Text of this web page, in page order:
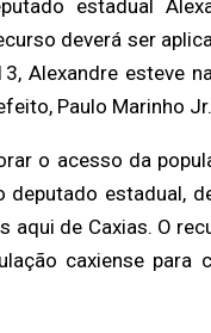
estadual
deverá ser
Alexandre esteve
Paulo Marinho Jr.
o acesso da
deputado estadual,
aqui de Caxias. O
caxiense para